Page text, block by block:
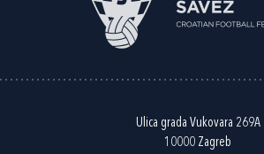
Ulica grada Vukovara 269A
10000 Zagreb